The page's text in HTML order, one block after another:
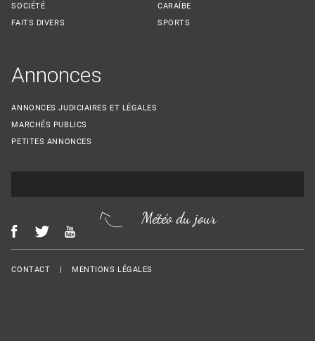
SOCIÉTÉ
FAITS DIVERS
CARAÏBE
SPORTS
Annonces
ANNONCES JUDICIAIRES ET LÉGALES
MARCHÉS PUBLICS
PETITES ANNONCES
Météo du jour
Menu Footer
CONTACT MENTIONS LÉGALES